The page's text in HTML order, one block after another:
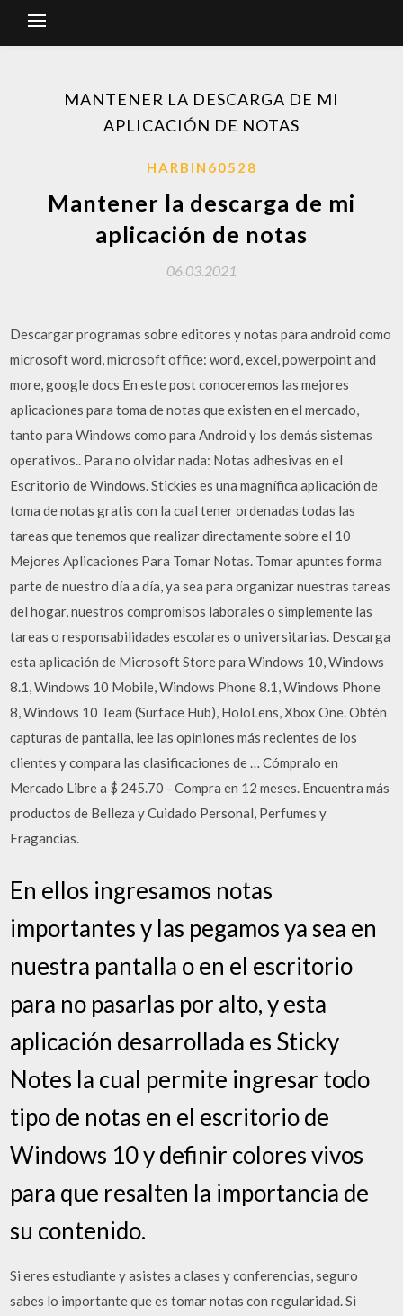
MANTENER LA DESCARGA DE MI
APLICACIÓN DE NOTAS
HARBIN60528
Mantener la descarga de mi
aplicación de notas
06.03.2021
Descargar programas sobre editores y notas para android como
microsoft word, microsoft office: word, excel, powerpoint and
more, google docs En este post conoceremos las mejores
aplicaciones para toma de notas que existen en el mercado,
tanto para Windows como para Android y los demás sistemas
operativos.. Para no olvidar nada: Notas adhesivas en el
Escritorio de Windows. Stickies es una magnífica aplicación de
toma de notas gratis con la cual tener ordenadas todas las
tareas que tenemos que realizar directamente sobre el 10
Mejores Aplicaciones Para Tomar Notas. Tomar apuntes forma
parte de nuestro día a día, ya sea para organizar nuestras tareas
del hogar, nuestros compromisos laborales o simplemente las
tareas o responsabilidades escolares o universitarias. Descarga
esta aplicación de Microsoft Store para Windows 10, Windows
8.1, Windows 10 Mobile, Windows Phone 8.1, Windows Phone
8, Windows 10 Team (Surface Hub), HoloLens, Xbox One. Obtén
capturas de pantalla, lee las opiniones más recientes de los
clientes y compara las clasificaciones de … Cómpralo en
Mercado Libre a $ 245.70 - Compra en 12 meses. Encuentra más
productos de Belleza y Cuidado Personal, Perfumes y
Fragancias.
En ellos ingresamos notas
importantes y las pegamos ya sea en
nuestra pantalla o en el escritorio
para no pasarlas por alto, y esta
aplicación desarrollada es Sticky
Notes la cual permite ingresar todo
tipo de notas en el escritorio de
Windows 10 y definir colores vivos
para que resalten la importancia de
su contenido.
Si eres estudiante y asistes a clases y conferencias, seguro
sabes lo importante que es tomar notas con regularidad. Si